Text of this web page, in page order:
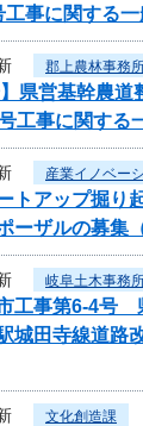
事に関する一
郡上農林事務
】県営基幹農
工事に関する
産業イノベー
トアップ掘り
ーザルの募集
岐阜土木事務
市工事第6-4号
城田寺線道路
文化創造課